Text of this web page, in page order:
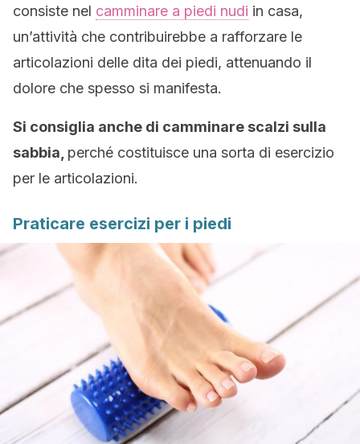
consiste nel camminare a piedi nudi in casa,
un’attività che contribuirebbe a rafforzare le
articolazioni delle dita dei piedi, attenuando il
dolore che spesso si manifesta.
Si consiglia anche di camminare scalzi sulla
sabbia, perché costituisce una sorta di esercizio
per le articolazioni.
Praticare esercizi per i piedi